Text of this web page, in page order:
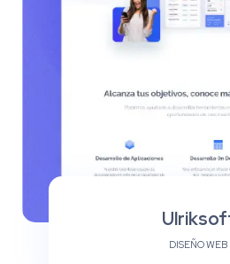
DISEÑO WEB